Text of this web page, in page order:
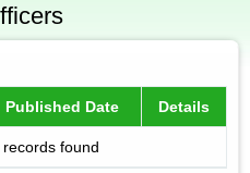
Published Date Details
found